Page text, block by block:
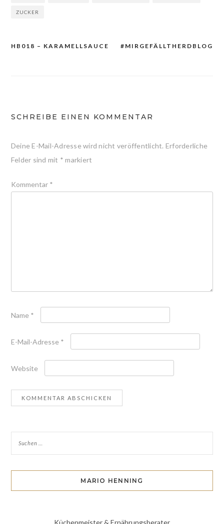
ZUCKER
Beitragsnavigation #MIRGEFÄLLTHERDBLOG
HB018 – KARAMELLSAUCE
SCHREIBE EINEN KOMMENTAR
Deine E-Mail-Adresse wird nicht veröffentlicht. Erforderliche
Felder sind mit * markiert
Kommentar *
Name *
E-Mail-Adresse *
Website
MARIO HENNING